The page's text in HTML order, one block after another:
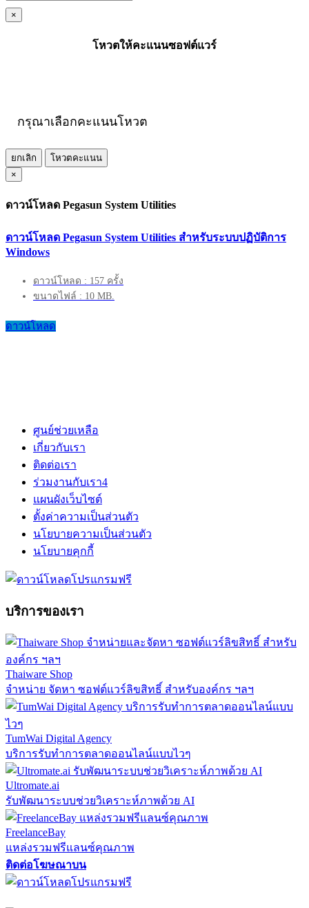
×
โหวตให้คะแนนซอฟต์แวร์
กรุณาเลือกคะแนนโหวต
ยกเลิก
โหวตคะแนน
×
ดาวน์โหลด Pegasun System Utilities
ดาวน์โหลด Pegasun System Utilities สำหรับระบบปฏิบัติการ
Windows
ดาวน์โหลด : 157 ครั้ง
ขนาดไฟล์ : 10 MB.
ดาวน์โหลด
ศูนย์ช่วยเหลือ
เกี่ยวกับเรา
ติดต่อเรา
ร่วมงานกับเรา4
แผนผังเว็บไซต์
ตั้งค่าความเป็นส่วนตัว
นโยบายความเป็นส่วนตัว
นโยบายคุกกี้
บริการของเรา
Thaiware Shop
จำหน่าย จัดหา ซอฟต์แวร์ลิขสิทธิ์ สำหรับองค์กร ฯลฯ
TumWai Digital Agency
บริการรับทำการตลาดออนไลน์แบบไวๆ
Ultromate.ai
รับพัฒนาระบบช่วยวิเคราะห์ภาพด้วย AI
FreelanceBay
แหล่งรวมฟรีแลนซ์คุณภาพ
ติดต่อโฆษณาบน